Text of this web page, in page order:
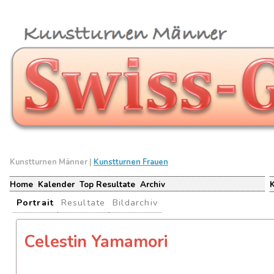
Kunstturnen Männer | Kunstturnen Frauen
Home Kalender Top Resultate Archiv
Portrait Resultate Bildarchiv
Celestin Yamamori